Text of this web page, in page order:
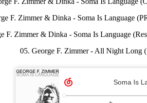
F. Zimmer & Dinka - Soma Is Language
F. Zimmer & Dinka - Soma Is Language
05. George F. Zimmer - All Night Long